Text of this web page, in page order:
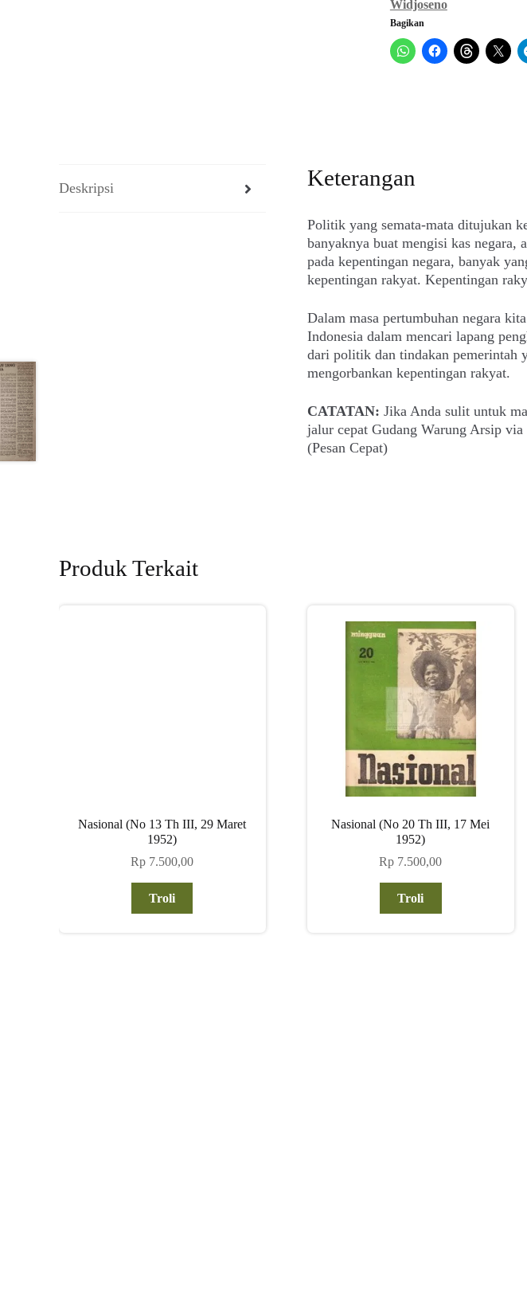
4,
31
Januari
Widjoseno
Bagikan
Deskripsi Keterangan
Politik yang semata-mata ditujukan
banyaknya buat mengisi kas
pada kepentingan negara, banyak
kepentingan rakyat. Kepentingan
Dalam masa pertumbuhan negara
Indonesia dalam mencari lapang
dari politik dan tindakan pemerintah
mengorbankan kepentingan rakyat.
CATATAN: Jika Anda sulit untuk
jalur cepat Gudang Warung Arsip
(Pesan Cepat)
Produk Terkait
Nasional (No 13 Th III, 29 Maret
1952)
Rp 7.500,00
Troli
Nasional (No 20 Th III, 17 Mei
1952)
Rp 7.500,00
Troli